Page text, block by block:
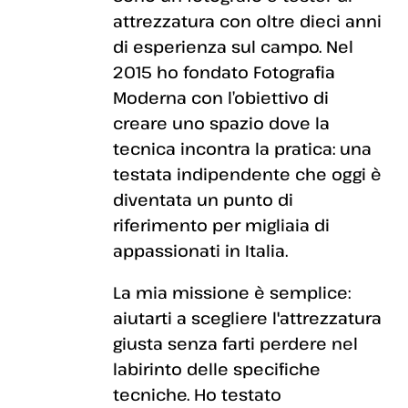
attrezzatura con oltre dieci anni
di esperienza sul campo. Nel
2015 ho fondato Fotografia
Moderna con l’obiettivo di
creare uno spazio dove la
tecnica incontra la pratica: una
testata indipendente che oggi è
diventata un punto di
riferimento per migliaia di
appassionati in Italia.
La mia missione è semplice:
aiutarti a scegliere l'attrezzatura
giusta senza farti perdere nel
labirinto delle specifiche
tecniche. Ho testato